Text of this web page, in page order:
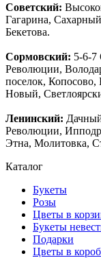
Советский:
Гагарина,
Бекетова.
Сормовский: 5-6-7
Революции,
поселок,
Новый,
Ленинский:
Революции,
Этна, Молитовка,
Каталог
Букеты
Розы
Цветы в
Букеты
Подарки
Цветы в